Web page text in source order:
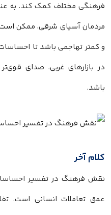
فرهنگی مختلف کمک کند. به
مردمان آسیای شرقی، ممکن است
و کمتر تهاجمی باشد تا
در بازارهای غربی، صدای
باشد.
کلام آخر
نقش فرهنگ در تفسیر
عمق تعاملات انسانی است.